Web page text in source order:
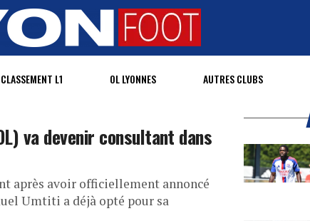
CLASSEMENT L1 OL LYONNES AUTRES CLUBS
va devenir consultant dans
après avoir officiellement annoncé
Umtiti a déjà opté pour sa